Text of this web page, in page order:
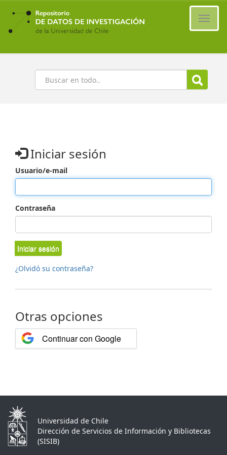
Ir
contenido
principal
Buscar
Iniciar sesión
Usuario/e-mail
Contraseña
Iniciar sesión
¿Olvidó su contraseña?
Otras opciones
Continuar con Google
Universidad de Chile
Dirección de Servicios de Información y Bibliotecas
(SISIB)